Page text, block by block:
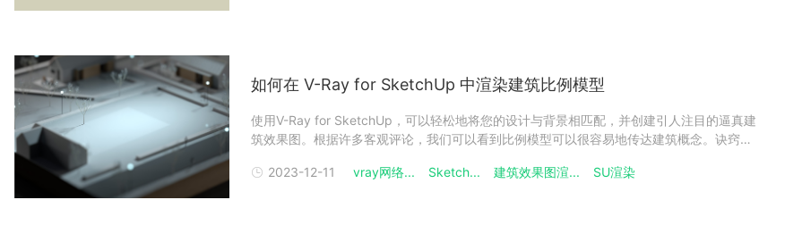
如何在 V-Ray for SketchUp 中渲染建筑比例模型
使用V-Ray for SketchUp，可以轻松地将您的设计与背景相匹配，并创建引人注目的逼真建
筑效果图。根据许多客观评论，我们可以看到比例模型可以很容易地传达建筑概念。诀窍就
展示如何使用V-Ray for SketchUp将您的SketchUp模型与真实
2023-12-11 vray网络... Sketch... 建筑效果图渲... SU渲染